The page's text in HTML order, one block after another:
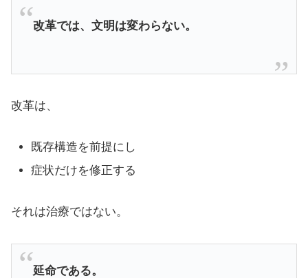
改革では、文明は変わらない。
改革は、
既存構造を前提にし
症状だけを修正する
それは治療ではない。
延命である。